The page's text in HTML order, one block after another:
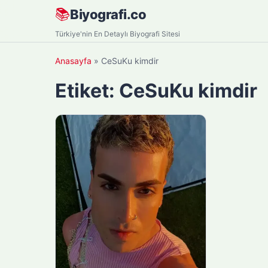
📚Biyografi.co
Türkiye'nin En Detaylı Biyografi Sitesi
Anasayfa » CeSuKu kimdir
Etiket: CeSuKu kimdir